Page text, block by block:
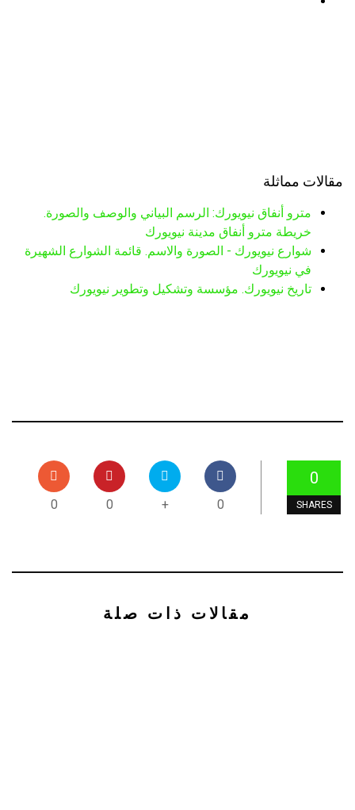
مقالات مماثلة
مترو أنفاق نيويورك: الرسم البياني والوصف والصورة.
خريطة مترو أنفاق مدينة نيويورك
شوارع نيويورك - الصورة والاسم. قائمة الشوارع الشهيرة
في نيويورك
تاريخ نيويورك. مؤسسة وتشكيل وتطوير نيويورك
0
SHARES
0
+
0
0
مقالات ذات صلة